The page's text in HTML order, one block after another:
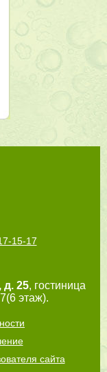
15-17
д. 25, гостиница
этаж).
сайта